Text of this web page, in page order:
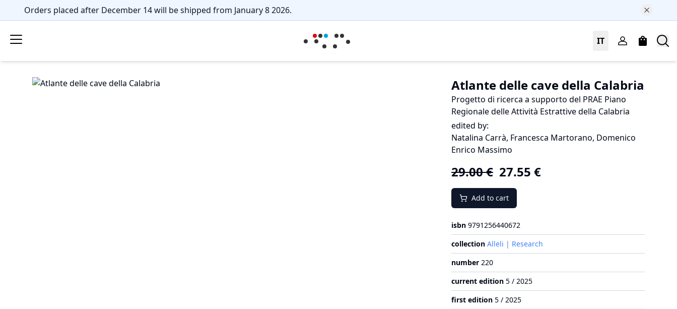
Orders placed after December 14 will be shipped from January 8 2026.
IT
Atlante delle cave della Calabria
Progetto di ricerca a supporto del PRAE Piano
Regionale delle Attività Estrattive della Calabria
edited by:
Natalina Carrà, Francesca Martorano, Domenico
Enrico Massimo
29.00€ 27.55 €
Add to cart
isbn 9791256440672
collection Alleli | Research
number 220
current edition 5 / 2025
first edition 5 / 2025